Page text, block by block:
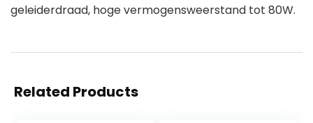
geleiderdraad, hoge vermogensweerstand tot 80W.
Related Products